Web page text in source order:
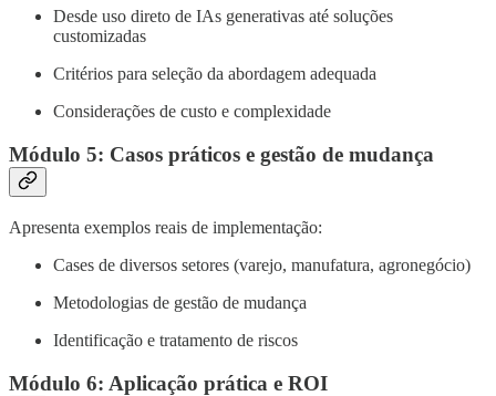
Desde uso direto de IAs generativas até soluções
customizadas
Critérios para seleção da abordagem adequada
Considerações de custo e complexidade
Módulo 5: Casos práticos e gestão de mudança
Apresenta exemplos reais de implementação:
Cases de diversos setores (varejo, manufatura, agronegócio)
Metodologias de gestão de mudança
Identificação e tratamento de riscos
Módulo 6: Aplicação prática e ROI